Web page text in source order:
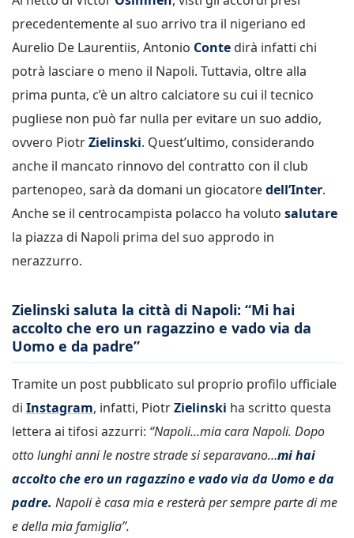
precedentemente al suo arrivo tra il nigeriano ed
Aurelio De Laurentiis, Antonio Conte dirà infatti chi
potrà lasciare o meno il Napoli. Tuttavia, oltre alla
prima punta, c’è un altro calciatore su cui il tecnico
pugliese non può far nulla per evitare un suo addio,
ovvero PiotrZielinski. Quest’ultimo, considerando
anche il mancato rinnovo del contratto con il club
partenopeo, sarà da domani un giocatoredell’Inter.
Anche se il centrocampista polacco ha voluto salutare
la piazza di Napoli prima del suo approdo in
nerazzurro.
Zielinski saluta la città di Napoli: “Mi hai
accolto che ero un ragazzino e vado via da
Uomo e da padre”
Tramite un post pubblicato sul proprio profilo ufficiale
di Instagram, infatti, PiotrZielinski ha scritto questa
lettera ai tifosi azzurri: “Napoli…mia cara Napoli. Dopo
otto lunghi anni le nostre strade si separavano…mi hai
accolto che ero un ragazzino e vado via da Uomo e da
padre. Napoli è casa mia e resterà per sempre parte di me
e della mia famiglia”.